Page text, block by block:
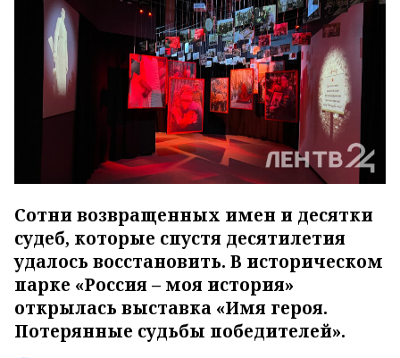
Сотни возвращенных имен и десятки
судеб, которые спустя десятилетия
удалось восстановить. В историческом
парке «Россия – моя история»
открылась выставка «Имя героя.
Потерянные судьбы победителей».